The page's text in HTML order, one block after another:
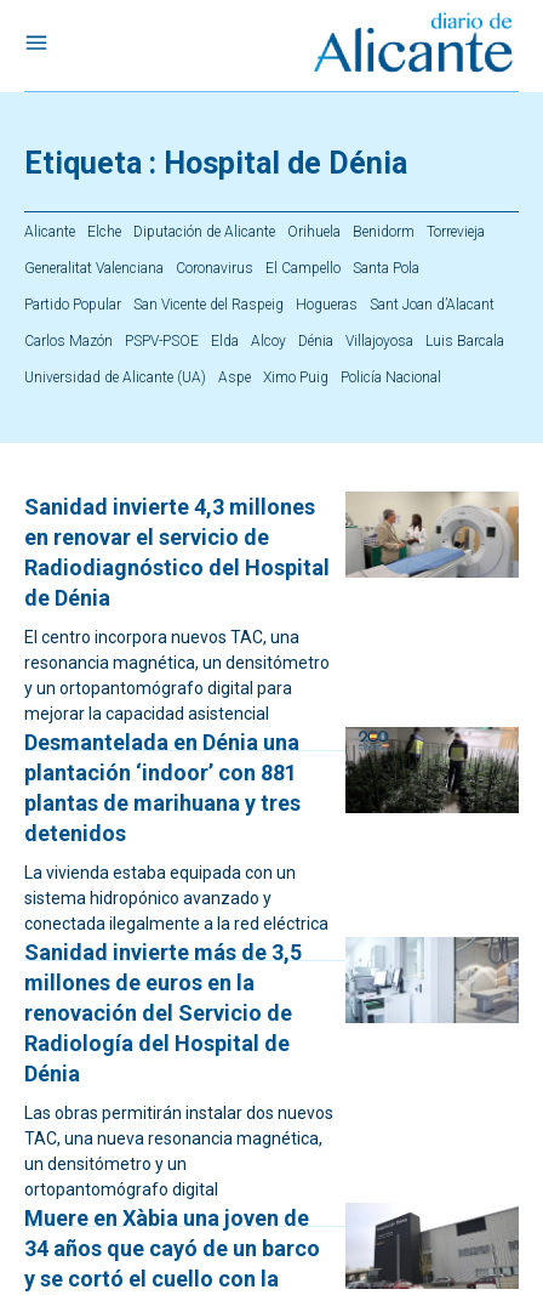
Etiqueta : Hospital de Dénia
Alicante Elche Diputación de Alicante Orihuela Benidorm Torrevieja
Generalitat Valenciana Coronavirus El Campello Santa Pola
Partido Popular San Vicente del Raspeig Hogueras Sant Joan d’Alacant
Carlos Mazón PSPV-PSOE Elda Alcoy Dénia Villajoyosa Luis Barcala
Universidad de Alicante (UA) Aspe Ximo Puig Policía Nacional
Sanidad invierte 4,3 millones
en renovar el servicio de
Radiodiagnóstico del Hospital
de Dénia
El centro incorpora nuevos TAC, una
resonancia magnética, un densitómetro
y un ortopantomógrafo digital para
mejorar la capacidad asistencial
Desmantelada en Dénia una
plantación ‘indoor’ con 881
plantas de marihuana y tres
detenidos
La vivienda estaba equipada con un
sistema hidropónico avanzado y
conectada ilegalmente a la red eléctrica
Sanidad invierte más de 3,5
millones de euros en la
renovación del Servicio de
Radiología del Hospital de
Dénia
Las obras permitirán instalar dos nuevos
TAC, una nueva resonancia magnética,
un densitómetro y un
ortopantomógrafo digital
Muere en Xàbia una joven de
34 años que cayó de un barco
y se cortó el cuello con la